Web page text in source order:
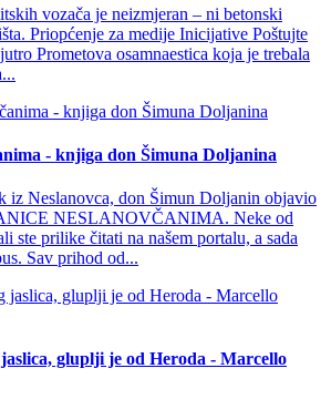
vozača je neizmjeran – ni betonski
Priopćenje za medije Inicijative Poštujte
Prometova osamnaestica koja je trebala
- knjiga don Šimuna Doljanina
iz Neslanovca, don Šimun Doljanin objavio
NESLANOVČANIMA. Neke od
ste prilike čitati na našem portalu, a sada
Sav prihod od...
gluplji je od Heroda - Marcello